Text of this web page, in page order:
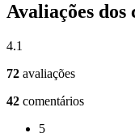
Avaliações dos
4.1
72 avaliações
42 comentários
5